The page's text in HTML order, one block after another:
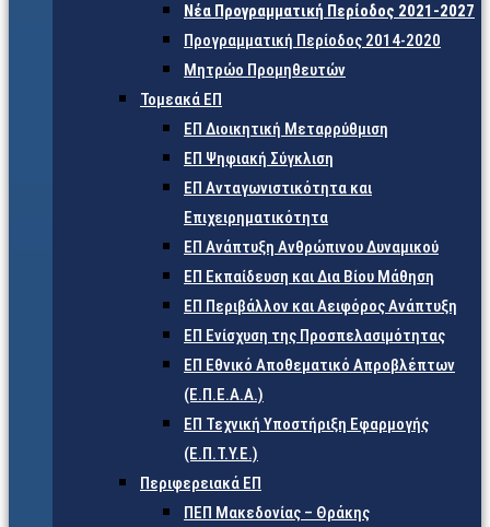
Νέα Προγραμματική Περίοδος 2021-2027
Προγραμματική Περίοδος 2014-2020
Μητρώο Προμηθευτών
Τομεακά ΕΠ
ΕΠ Διοικητική Μεταρρύθμιση
ΕΠ Ψηφιακή Σύγκλιση
ΕΠ Ανταγωνιστικότητα και
Επιχειρηματικότητα
ΕΠ Ανάπτυξη Ανθρώπινου Δυναμικού
ΕΠ Εκπαίδευση και Δια Βίου Μάθηση
ΕΠ Περιβάλλον και Αειφόρος Ανάπτυξη
ΕΠ Ενίσχυση της Προσπελασιμότητας
ΕΠ Εθνικό Αποθεματικό Απροβλέπτων
(Ε.Π.Ε.Α.Α.)
ΕΠ Τεχνική Υποστήριξη Εφαρμογής
(Ε.Π.Τ.Υ.Ε.)
Περιφερειακά ΕΠ
ΠΕΠ Μακεδονίας – Θράκης